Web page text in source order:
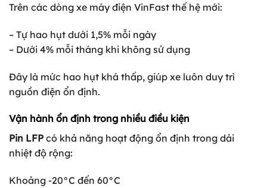
Trên các dòng xe máy điện VinFast thế hệ mới:
– Tự hao hụt dưới 1,5% mỗi ngày
– Dưới 4% mỗi tháng khi không sử dụng
Đây là mức hao hụt khá thấp, giúp xe luôn duy trì
nguồn điện ổn định.
Vận hành ổn định trong nhiều điều kiện
Pin LFP có khả năng hoạt động ổn định trong dải
nhiệt độ rộng:
Khoảng -20°C đến 60°C